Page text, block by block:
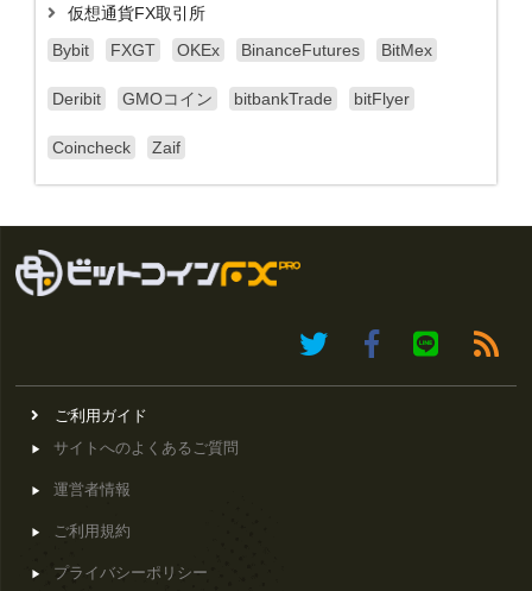
仮想通貨FX取引所
Bybit
FXGT OKEx BinanceFutures BitMex
Deribit GMOコイン bitbankTrade bitFlyer
Coincheck Zaif
ご利用ガイド
サイトへのよくあるご質問
運営者情報
ご利用規約
プライバシーポリシー